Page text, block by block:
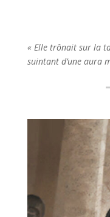
« Elle trônait sur la
suintant d’une aura